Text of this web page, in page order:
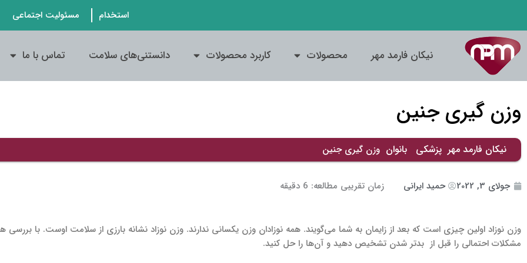
محتوا
استخدام مسئولیت اجتماعی
نیکان فارمد مهر محصولات کاربرد محصولات دانستنی‌های سلامت تماس با ما
وزن گیری جنین
نیکان فارمد مهر پزشکی بانوان وزن گیری جنین
جولای 3, 2022 حمید ایرانی زمان تقریبی مطالعه: 6 دقیقه
وزن نوزاد اولین چیزی است که بعد از زایمان به شما می‌گویند. همه نوزادان وزن یکسانی ندارند. وزن نوزاد نشانه بارزی از سلامت اوست. با
مشکلات احتمالی را قبل از بدتر شدن تشخیص دهید و آن‌ها را حل کنید.